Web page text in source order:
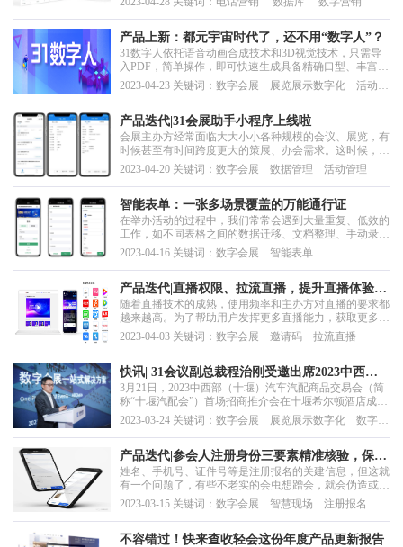
息的营销方式。好消息，本次31会议产品迭代更新！主办
无需再额外购买呼叫中心系统，主办方可以通过在
DBMS/VDBMS中接通呼叫系统，并基于31数据库进行电
话营销...
产品上新：都元宇宙时代了，还不用“数字人”？
31数字人依托语音动画合成技术和3D视觉技术，只需导
入PDF，简单操作，即可快速生成具备精确口型、丰富表
情和动作的虚拟人播报视频，不受时间和空间限制，创造
更多可能性。
2023-04-23 关键词：数字会展 展览展示数字化 活动营
产品迭代|31会展助手小程序上线啦
会展主办方经常面临大大小小各种规模的会议、展览，有
时候甚至有时间跨度更大的策展、办会需求。这时候，如
何更高效迅捷地浏览获取每个活动情况及数据来精进、改
善？活动进程中，如何更直观地查看参会人员报名签到情
况和浏览会议活动动态呢？
2023-04-20 关键词：数字会展 数据管理 活动管理
智能表单：一张多场景覆盖的万能通行证
在举办活动的过程中，我们常常会遇到大量重复、低效的
工作，如不同表格之间的数据迁移、文档整理、手动录入
信息和查询销售线索、手动分组打标签等。31会议智能表
单减少重复性、低效率的工作，更高效地完成业务流转和
数据沉淀。
2023-04-16 关键词：数字会展 智能表单
产品迭代|直播权限、拉流直播，提升直播体验和
影响力
随着直播技术的成熟，使用频率和主办方对直播的要求都
越来越高。为了帮助用户发挥更多直播能力，获取更多玩
法，本次31直播会场再次迭代，优化了邀请码观看直播和
拉流直播功能，为用户提供更多便利和选择。
2023-04-03 关键词：数字会展 邀请码 拉流直播
快讯| 31会议副总裁程治刚受邀出席2023中西部
（十堰）汽车汽配商品交易会首场招商推介会
3月21日，2023中西部（十堰）汽车汽配商品交易会（简
称“十堰汽配会”）首场招商推介会在十堰希尔顿酒店成功
举办，活动吸引了全国近百家企业参加，标志着十堰汽配
交易会招商工作正式启动。
2023-03-24 关键词：数字会展 展览展示数字化 数字化
产品迭代|参会人注册身份三要素精准核验，保
真！
姓名、手机号、证件号等是注册报名的关建信息，但这就
有一个问题了，有些不老实的会虫想蹭会，就会伪造或冒
用别人的身份信息，这样一来注册的信息也不一定是真实
的。其次，即使信息真实，我们主办怎么能知道这个来参
会的人就是当初注册报名的人呢，如此看来都是套路，主
办方如何擦亮双眼，准确识别参会人身份的真实性呢？
2023-03-15 关键词：数字会展 智慧现场 注册报名 数
不容错过！快来查收轻会这份年度产品更新报告